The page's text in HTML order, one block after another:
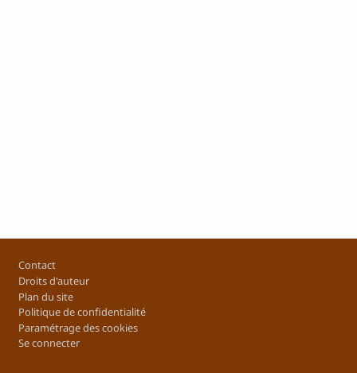
Pied de page
Contact
Droits d'auteur
Plan du site
Politique de confidentialité
Paramétrage des cookies
Se connecter